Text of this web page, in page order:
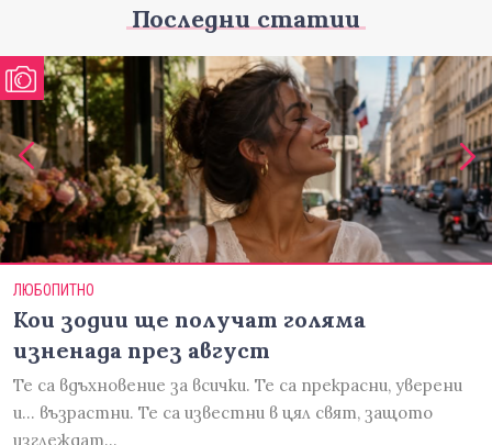
Последни статии
ЛЮБОПИТНО
Кои зодии ще получат голяма
изненада през август
Те са вдъхновение за всички. Те са прекрасни, уверени
и... възрастни. Те са известни в цял свят, защото
изглеждат…